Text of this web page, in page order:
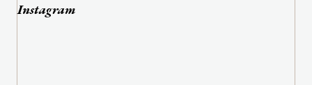
Instagram